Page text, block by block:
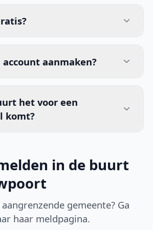
aanmaken?
het voor een
komt?
in de buurt
gemeente? Ga
haar meldpagina.